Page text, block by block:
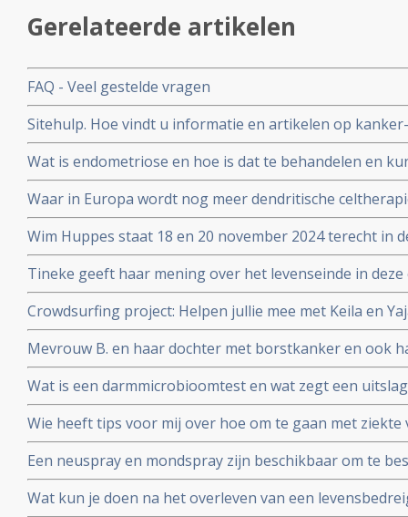
Gerelateerde artikelen
FAQ - Veel gestelde vragen
Sitehulp. Hoe vindt u informatie en artikelen op
Wat is endometriose en hoe is dat te behandelen en
Waar in Europa wordt nog meer dendritische
adressen
Wim Huppes staat 18 en 20 november 2024 terecht in
nabestaanden en 1 overlevende hem hebben
Tineke geeft haar mening over het levenseinde in
Crowdsurfing project: Helpen jullie mee met Keila en
afbouwen van een winkeltje zodat zij in hun eigen
Mevrouw B. en haar dochter met borstkanker en ook
waterstofapparaat. Een ervaringsverslag
Wat is een darmmicrobioomtest en wat zegt een
en gezondheid in het algemeen?
Wie heeft tips voor mij over hoe om te gaan met ziekte
wil zware chemo geven. Is er een alternatief?
Een neuspray en mondspray zijn beschikbaar om te
coronavirus - Covid-19. Te bestellen voor slechts 26
persoon.
Wat kun je doen na het overleven van een